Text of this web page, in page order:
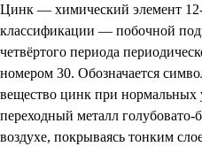
Цинк — химический элемент
классификации — побочной
четвёртого периода
номером 30. Обозначается
вещество цинк при
переходный металл голубовато-
воздухе, покрываясь тонким